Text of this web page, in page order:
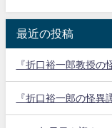
最近の投稿
『折口裕一郎教授
『折口裕一郎の怪